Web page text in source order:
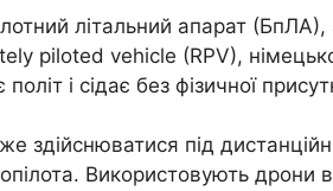
літальний апарат
piloted vehicle (RPV),
політ і сідає без фізичної
здійснюватися під
Використовують дрони